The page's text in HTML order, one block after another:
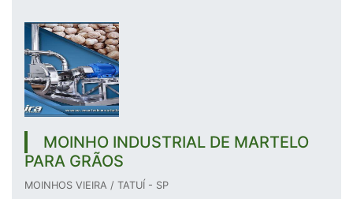
MOINHO INDUSTRIAL DE MARTELO
PARA GRÃOS
MOINHOS VIEIRA / TATUÍ - SP